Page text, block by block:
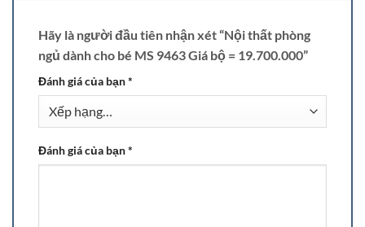
Hãy là người đầu tiên nhận xét “Nội thất phòng
ngủ dành cho bé MS 9463 Giá bộ = 19.700.000”
Đánh giá của bạn*
Đánh giá của bạn*